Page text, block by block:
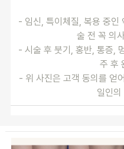
- 임신, 특이체질, 복용 중인
술 전 꼭 의
- 시술 후 붓기, 홍반, 통증,
주 후
- 위 사진은 고객 동의를 얻
일인